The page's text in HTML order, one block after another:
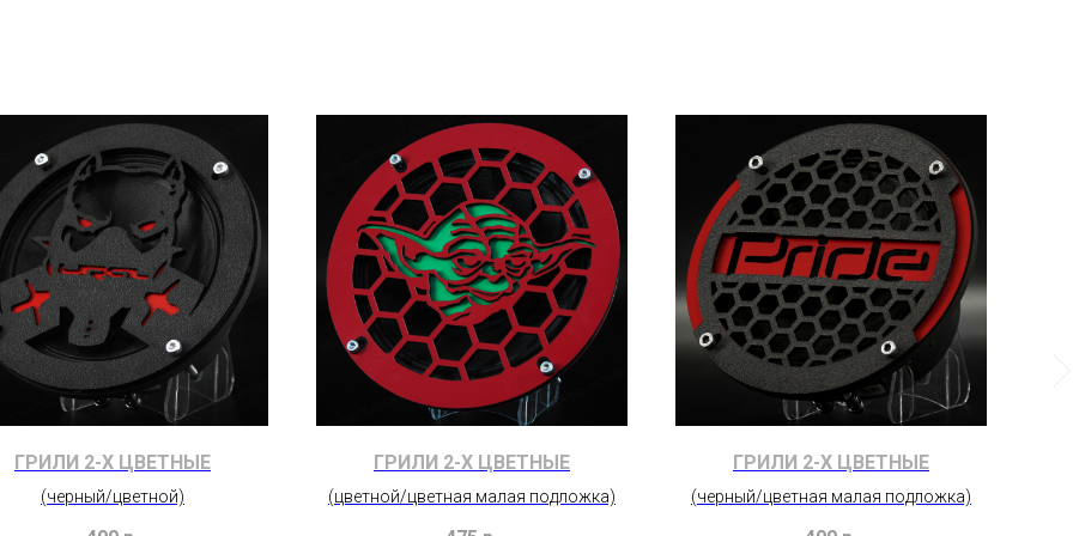
ГРИЛИ 2-Х ЦВЕТНЫЕ
(черный/цветной)
ГРИЛИ 2-Х ЦВЕТНЫЕ
(цветной/цветная малая подложка)
ГРИЛИ 2-Х ЦВЕТНЫЕ
(черный/цветная малая подложка)